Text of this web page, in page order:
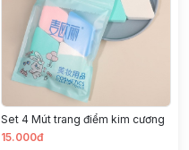
Set 4 Mút trang điểm kim cương
15.000đ